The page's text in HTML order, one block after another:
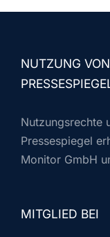
NUTZUNG
Nutzungsrechte
Pressespiegel
Monitor GmbH
MITGLIED BEI